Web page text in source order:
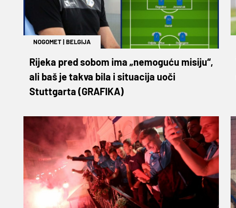
NOGOMET|BELGIJA
Rijeka pred sobom ima „nemoguću misiju“,
ali baš je takva bila i situacija uoči
Stuttgarta (GRAFIKA)